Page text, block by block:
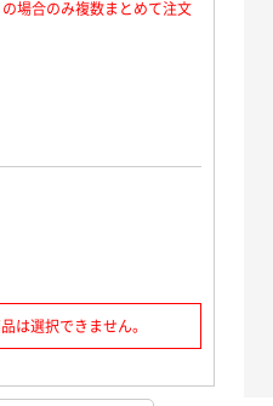
場合のみ複数まとめて注文
は選択できません。